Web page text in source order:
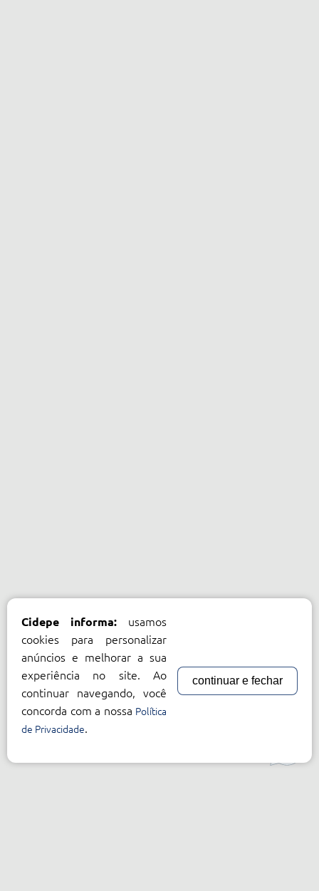
Cidepe informa: usamos
cookies para personalizar
anúncios e melhorar a sua
experiência no site. Ao
continuar navegando, você
concorda com a nossa Política
de Privacidade.
continuar e fechar